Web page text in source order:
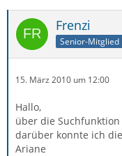
Frenzi
Senior-Mitglied
15. März 2010 um 12:00
Hallo,
über die
darüber konnte ich
Ariane